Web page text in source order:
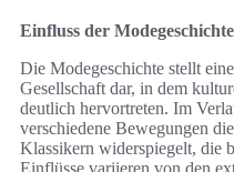
Einfluss der
Die Modegeschichte stellt
Gesellschaft dar, in dem
deutlich hervortreten. Im
verschiedene Bewegungen
Klassikern widerspiegelt, die